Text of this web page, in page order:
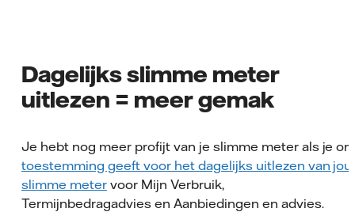
Dagelijks slimme meter
uitlezen = meer gemak
Je hebt nog meer profijt van je slimme meter als je
toestemming geeft voor het dagelijks uitlezen van
slimme metervoor Mijn Verbruik,
Termijnbedragadvies en Aanbiedingen en advies.